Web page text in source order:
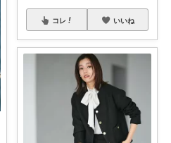
コレ いいね